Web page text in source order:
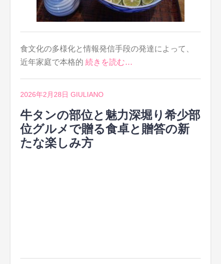
食文化の多様化と情報発信手段の発達によって、
近年家庭で本格的 続きを読む…
2026年2月28日 GIULIANO
牛タンの部位と魅力深堀り希少部
位グルメで贈る食卓と贈答の新
たな楽しみ方